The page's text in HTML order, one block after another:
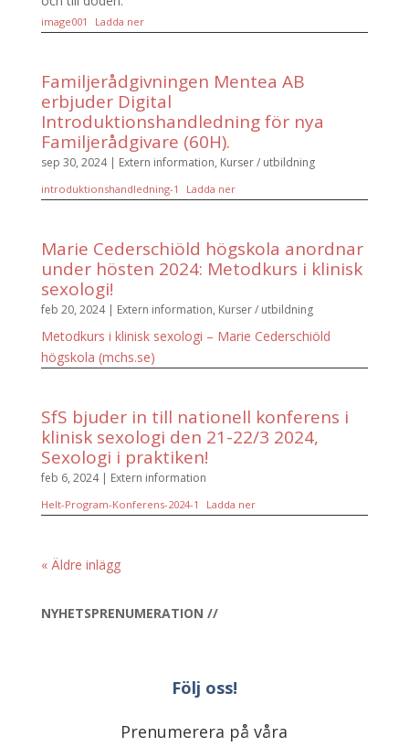
image001 Ladda ner
Familjerådgivningen Mentea AB
erbjuder Digital
Introduktionshandledning för nya
Familjerådgivare (60H).
sep 30, 2024| Extern information, Kurser / utbildning
introduktionshandledning-1 Ladda ner
Marie Cederschiöld högskola anordnar
under hösten 2024: Metodkurs i klinisk
sexologi!
feb 20, 2024| Extern information, Kurser / utbildning
Metodkurs i klinisk sexologi – Marie Cederschiöld
högskola (mchs.se)
SfS bjuder in till nationell konferens i
klinisk sexologi den 21-22/3 2024,
Sexologi i praktiken!
feb 6, 2024| Extern information
Helt-Program-Konferens-2024-1 Ladda ner
« Äldre inlägg
NYHETSPRENUMERATION //
Följ oss!
Prenumerera på våra